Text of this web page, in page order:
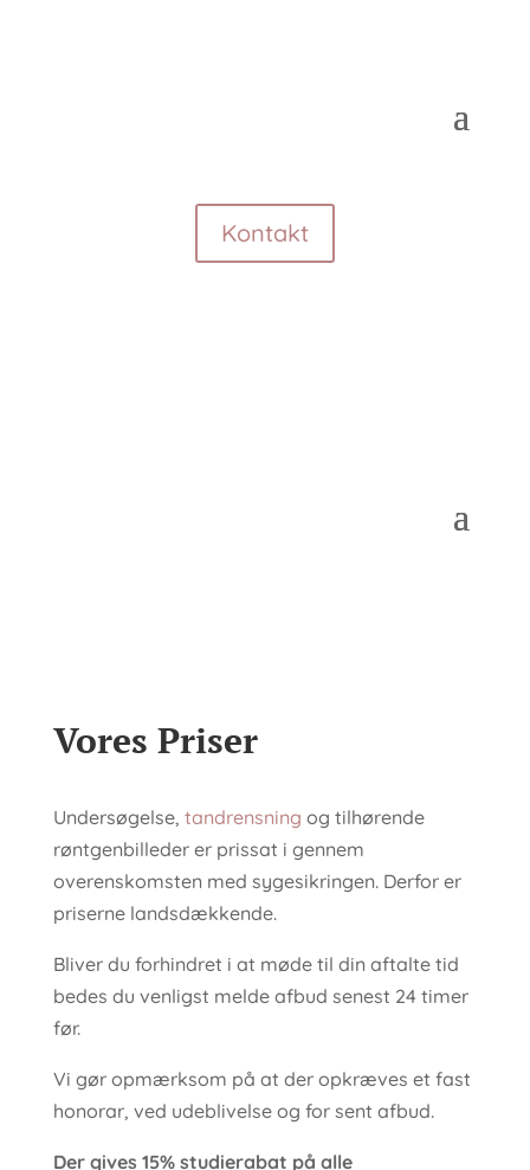
Kontakt
Vores Priser
Undersøgelse, tandrensning og tilhørende
røntgenbilleder er prissat i gennem
overenskomsten med sygesikringen. Derfor er
priserne landsdækkende.
Bliver du forhindret i at møde til din aftalte tid
bedes du venligst melde afbud senest 24 timer
før.
Vi gør opmærksom på at der opkræves et fast
honorar, ved udeblivelse og for sent afbud.​
Der gives 15% studierabat på alle